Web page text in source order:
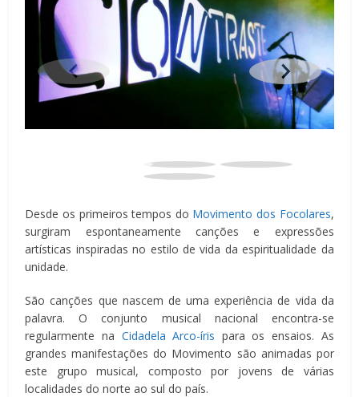
Desde os primeiros tempos do Movimento dos Focolares,
surgiram espontaneamente canções e expressões
artísticas inspiradas no estilo de vida da espiritualidade da
unidade.
São canções que nascem de uma experiência de vida da
palavra. O conjunto musical nacional encontra-se
regularmente na Cidadela Arco-íris para os ensaios. As
grandes manifestações do Movimento são animadas por
este grupo musical, composto por jovens de várias
localidades do norte ao sul do país.